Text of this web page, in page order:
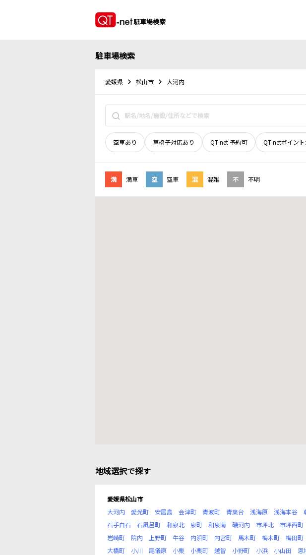
駐車場検索
駐車場検索
愛媛県 松山市 大河内
空車あり 車椅子対応あり QT-net 予約可 QT-netポイン
満 満車 空 空車 混 混雑 不 不明
地域選択で探す
愛媛県松山市
大河内
愛光町 安居島 会津町 青波町 青葉台 浅海原 浅海本谷
石手白石
石風呂町 和泉北 泉町 和泉南 磯河内 市坪北 市坪西町
岩崎町
院内 上野町 牛谷 内浜町 内宮町 馬木町 梅木町 梅田町
大橋町
小川 尾儀原 小栗 小栗町 越智 小野町 小浜 小山田 恩